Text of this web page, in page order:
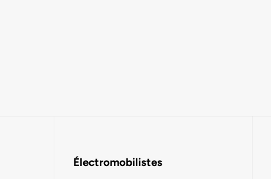
Électromobilistes